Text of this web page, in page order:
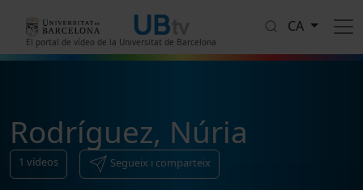
El portal de vídeo de la Universitat de Barcelona
CA
Rodríguez, Núria
1 vídeos Segueix i comparteix